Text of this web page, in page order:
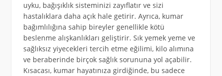
uyku, bağışıklık sisteminizi zayıflatır ve sizi
hastalıklara daha açık hale getirir. Ayrıca, kumar
bağımlılığına sahip bireyler genellikle kötü
beslenme alışkanlıkları geliştirir. Sık yemek yeme ve
sağlıksız yiyecekleri tercih etme eğilimi, kilo alımına
ve beraberinde birçok sağlık sorununa yol açabilir.
Kısacası, kumar hayatınıza girdiğinde, bu sadece